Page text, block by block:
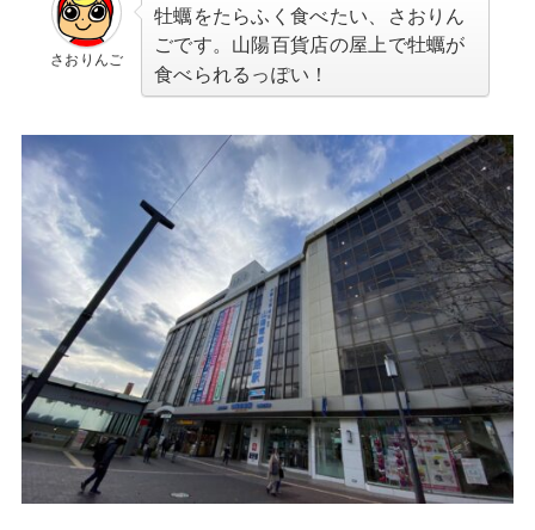
さおりんご
牡蠣をたらふく食べたい、さおりん
ごです。山陽百貨店の屋上で牡蠣が
食べられるっぽい！